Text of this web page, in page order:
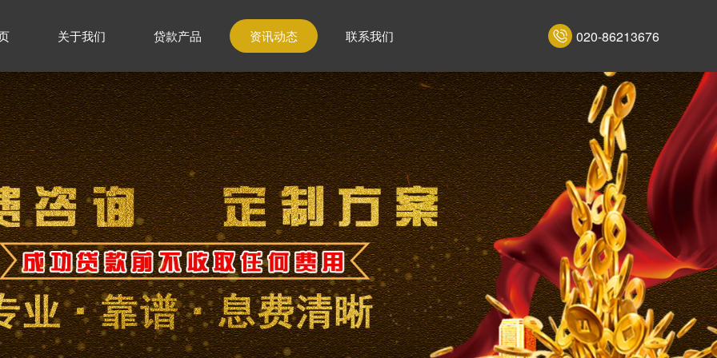
关于我们 贷款产品 资讯动态 联系我们 020-86213676